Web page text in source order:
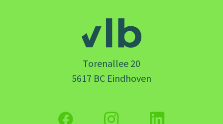
Torenallee 20
5617 BC Eindhoven